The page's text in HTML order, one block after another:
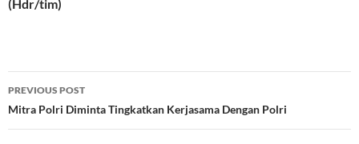
(Hdr/tim)
Post
navigation
PREVIOUS POST
Mitra Polri Diminta Tingkatkan Kerjasama Dengan Polri